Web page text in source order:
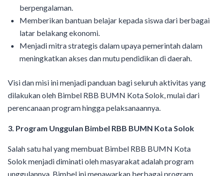
berpengalaman.
Memberikan bantuan belajar kepada siswa dari berbagai
latar belakang ekonomi.
Menjadi mitra strategis dalam upaya pemerintah dalam
meningkatkan akses dan mutu pendidikan di daerah.
Visi dan misi ini menjadi panduan bagi seluruh aktivitas yang
dilakukan oleh Bimbel RBB BUMN Kota Solok, mulai dari
perencanaan program hingga pelaksanaannya.
3. Program Unggulan Bimbel RBB BUMN Kota Solok
Salah satu hal yang membuat Bimbel RBB BUMN Kota
Solok menjadi diminati oleh masyarakat adalah program
unggulannya. Bimbel ini menawarkan berbagai program